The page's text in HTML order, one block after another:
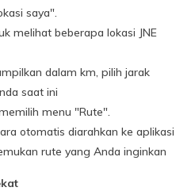
saya".
melihat beberapa lokasi JNE
dalam km, pilih jarak
saat ini
menu "Rute".
otomatis diarahkan ke aplikasi
rute yang Anda inginkan